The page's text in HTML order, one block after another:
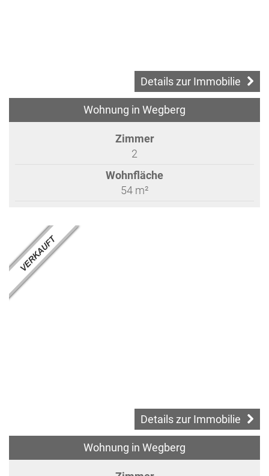
Details zur Immobilie
Wohnung in Wegberg
Zimmer
2
Wohnfläche
54 m²
Details zur Immobilie
Wohnung in Wegberg